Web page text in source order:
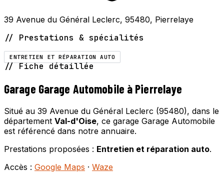
39 Avenue du Général Leclerc, 95480, Pierrelaye
// Prestations & spécialités
ENTRETIEN ET RÉPARATION AUTO
// Fiche détaillée
Garage Garage Automobile à Pierrelaye
Situé au 39 Avenue du Général Leclerc (95480), dans le
département Val-d'Oise, ce garage Garage Automobile
est référencé dans notre annuaire.
Prestations proposées : Entretien et réparation auto.
Accès : Google Maps · Waze